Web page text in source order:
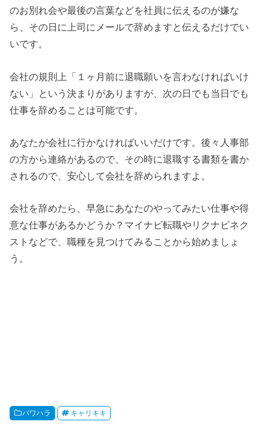
のお別れ会や最後の言葉などを社員に伝えるのが嫌な
ら、その日に上司にメールで辞めますと伝えるだけでい
いです。
会社の規則上「１ヶ月前に退職願いを言わなければいけ
ない」という決まりがありますが、次の日でも当日でも
仕事を辞めることは可能です。
あなたが会社に行かなければいいだけです。後々人事部
の方から連絡があるので、その時に退職する書類を書か
されるので、安心して会社を辞められますよ。
会社を辞めたら、早急にあなたのやってみたい仕事や得
意な仕事があるかどうか？マイナビ転職やリクナビネク
ストなどで、職種を見つけてみることから始めましょ
う。
パワハラ キャリキキ